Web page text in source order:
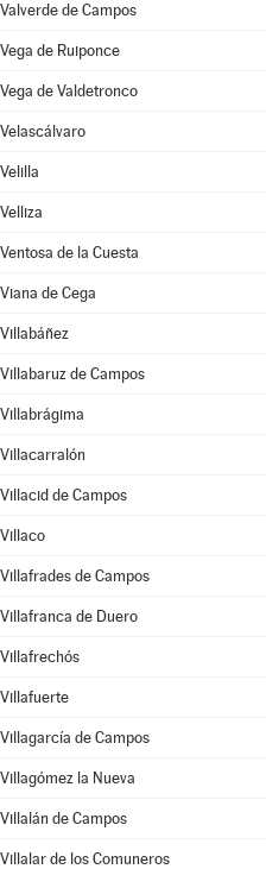
Valverde de Campos
Vega de Ruiponce
Vega de Valdetronco
Velascálvaro
Velilla
Velliza
Ventosa de la Cuesta
Viana de Cega
Villabáñez
Villabaruz de Campos
Villabrágima
Villacarralón
Villacid de Campos
Villaco
Villafrades de Campos
Villafranca de Duero
Villafrechós
Villafuerte
Villagarcía de Campos
Villagómez la Nueva
Villalán de Campos
Villalar de los Comuneros